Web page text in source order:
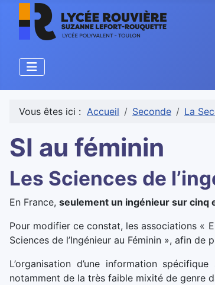
Vous êtes ici : Accueil Seconde La
SI au féminin
Les Sciences de
En France, seulement un ingénieur sur cinq
Pour modifier ce constat, les associations «
Sciences de l’Ingénieur au Féminin », afin
L’organisation d’une information
notamment de la très faible mixité de genre